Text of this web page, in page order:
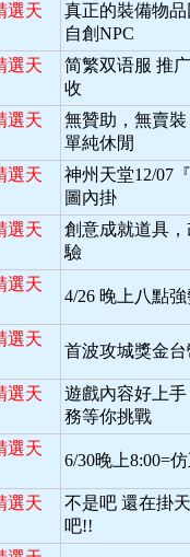
選天
真正的裝備物
自創NPC
選天
简繁双语服 推
收
選天
無贊助，無賣
單純休閒
選天
神州天堂12/07
圖內掛
選天
創意成就道具
驗
選天
4/26 晚上八點
選天
首波攻城獎金台
選天
遊戲內容好上
務等你挑戰
選天
6/30晚上8:00=
選天
不是吧 還在掛
吧!!